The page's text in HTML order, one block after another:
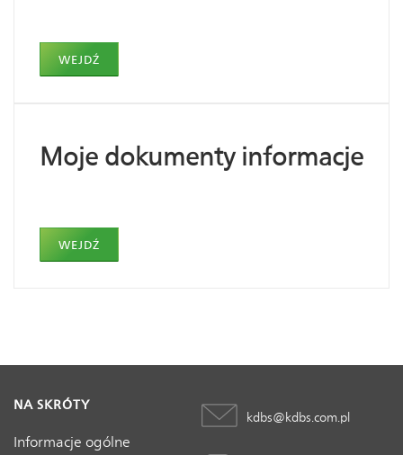
WEJDŹ
Moje dokumenty informacje
WEJDŹ
NA SKRÓTY
Informacje ogólne
kdbs@kdbs.com.pl